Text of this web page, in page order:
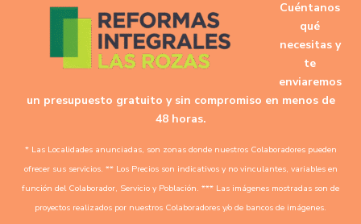
Cuéntanos
qué
necesitas y
te
enviaremos
un presupuesto gratuito y sin compromiso en menos de
48 horas.
* Las Localidades anunciadas, son zonas donde nuestros Colaboradores pueden
ofrecer sus servicios. ** Los Precios son indicativos y no vinculantes, variables en
función del Colaborador, Servicio y Población. *** Las imágenes mostradas son de
proyectos realizados por nuestros Colaboradores y/o de bancos de imágenes.